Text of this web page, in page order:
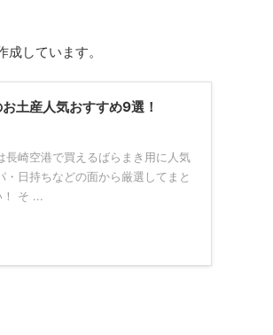
しています。
土産人気おすすめ9選！
崎空港で買えるばらまき用に人気
日持ちなどの面から厳選してまと
そ ...